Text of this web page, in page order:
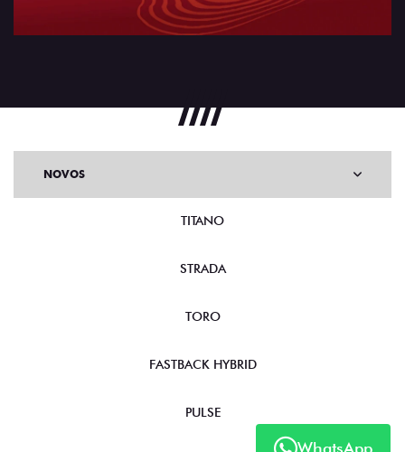
NOVOS
TITANO
STRADA
TORO
FASTBACK HYBRID
PULSE